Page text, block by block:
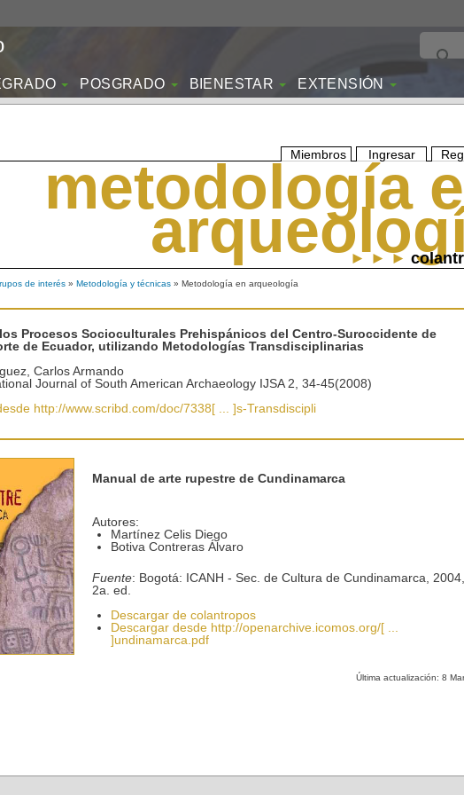
POSGRADO BIENESTAR EXTENSIÓN
Miembros Ingresar
metodología
► ► ►
de interés » Metodología y técnicas » Metodología en arqueología
Procesos Socioculturales Prehispánicos del Centro-Suroccidente de
de Ecuador, utilizando Metodologías Transdisciplinarias
Carlos Armando
Journal of South American Archaeology IJSA 2, 34-45(2008)
http://www.scribd.com/doc/7338[ ... ]s-Transdiscipli
Manual de arte rupestre de Cundinamarca
Autores:
Martínez Celis Diego
Botiva Contreras Álvaro
Fuente: Bogotá: ICANH - Sec. de Cultura de Cundinamarca, 2004,
2a. ed.
Descargar de colantropos
Descargar desde http://openarchive.icomos.org/[ ...
]undinamarca.pdf
Última actualización: 8